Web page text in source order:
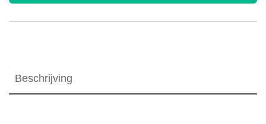
Beschrijving